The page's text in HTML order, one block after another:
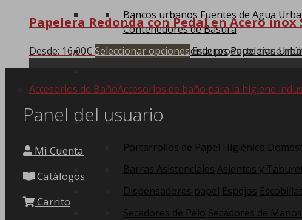
Bancos urbanos Fuentes de Agua
Contenedores de Basura
Carros de BarrenderosPapeleras
Accesorios de BañoAccesorios de baño para la higiene
Portarrollos de Papel Higiénico
Barras Asistenciales Asientos y
Dispensadores papel Espejos
Secadores de Pelo Secadores de Manos
Papelera Redonda con Pedal en Acero
Desde: 16,00€ Seleccionar opciones Este producto tiene
Panel del usuario
Mi Cuenta
Catálogos
Carrito